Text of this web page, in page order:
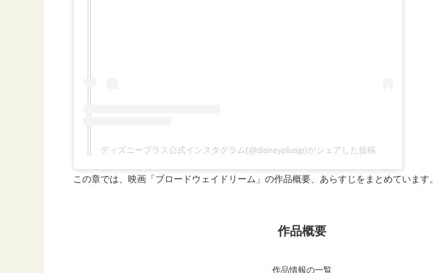
ディズニープラス公式インスタグラム(@disneyplusjp)がシェアした投稿
この章では、映画「ブロードウェイドリーム」の作品概要、あらすじをまとめています。
作品概要
作品情報の一覧